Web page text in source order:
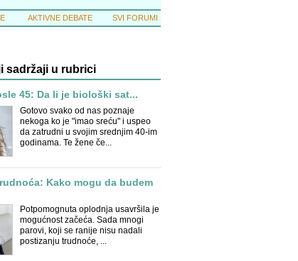
AKTIVNE DEBATE SVI FORUMI
sadržaji u rubrici
45: Da li je biološki sat...
Gotovo svako od nas poznaje
nekoga ko je "imao sreću" i uspeo
da zatrudni u svojim srednjim 40-im
godinama. Te žene če...
Kako mogu da budem
Potpomognuta oplodnja usavršila je
mogućnost začeća. Sada mnogi
parovi, koji se ranije nisu nadali
postizanju trudnoće, ...